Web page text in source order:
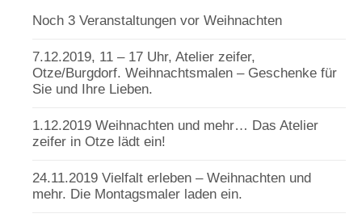
Noch 3 Veranstaltungen vor Weihnachten
7.12.2019, 11 – 17 Uhr, Atelier zeifer,
Otze/Burgdorf. Weihnachtsmalen – Geschenke für
Sie und Ihre Lieben.
1.12.2019 Weihnachten und mehr… Das Atelier
zeifer in Otze lädt ein!
24.11.2019 Vielfalt erleben – Weihnachten und
mehr. Die Montagsmaler laden ein.